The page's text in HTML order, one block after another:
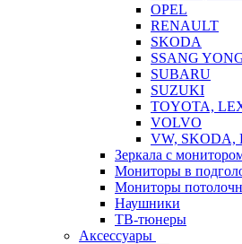
OPEL
RENAULT
SKODA
SSANG
SUBARU
SUZUKI
TOYOTA,
VOLVO
VW, SKODA,
Зеркала с
Мониторы в
Мониторы
Наушники
ТВ-тюнеры
Аксессуары